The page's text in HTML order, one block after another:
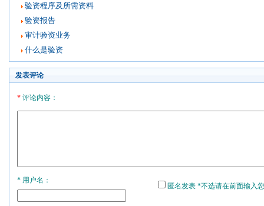
验资程序及所需资料
验资报告
审计验资业务
什么是验资
发表评论
*评论内容：
* 用户名：
匿名发表 *不选请在前面输入